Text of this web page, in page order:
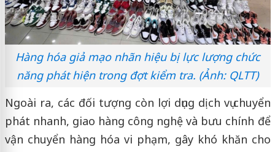
Hàng hóa giả mạo nhãn hiệu bị lực lượng chức
năng phát hiện trong đợt kiểm tra. (Ảnh: QLTT)
Ngoài ra, các đối tượng còn lợi dụng dịch vụ chuyển
phát nhanh, giao hàng công nghệ và bưu chính để
vận chuyển hàng hóa vi phạm, gây khó khăn cho